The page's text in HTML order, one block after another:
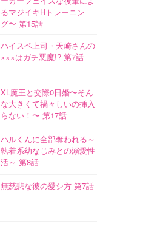
るマジイキHトレーニン
グ〜 第15話
ハイスペ上司・天崎さんの
×××はガチ悪魔!? 第7話
XL魔王と交際0日婚〜そん
な大きくて禍々しいの挿入
らない！〜 第17話
ハルくんに全部奪われる～
執着系幼なじみとの溺愛性
活～ 第8話
無慈悲な彼の愛シ方 第7話